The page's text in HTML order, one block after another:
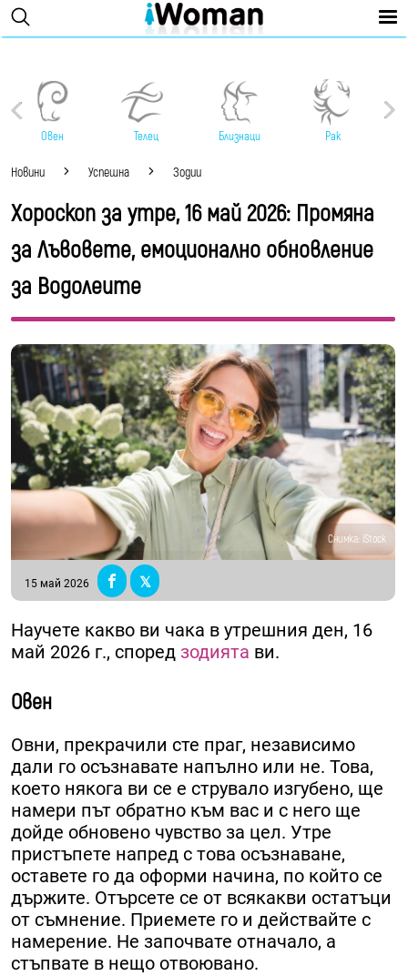
Овен Телец Близнаци Рак
Новини Успешна Зодии
Хороскоп за утре, 16 май 2026: Промяна
за Лъвовете, емоционално обновление
за Водолеите
Снимка: iStock
15 май 2026
Научете какво ви чака в утрешния ден, 16
май 2026 г., според зодията ви.
Овен
Овни, прекрачили сте праг, независимо
дали го осъзнавате напълно или не. Това,
което някога ви се е струвало изгубено, ще
намери път обратно към вас и с него ще
дойде обновено чувство за цел. Утре
пристъпете напред с това осъзнаване,
оставете го да оформи начина, по който се
държите. Отърсете се от всякакви остатъци
от съмнение. Приемете го и действайте с
намерение. Не започвате отначало, а
стъпвате в нещо отвоювано.